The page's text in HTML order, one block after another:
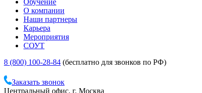
О компании
Наши партнеры
Карьера
Мероприятия
СОУТ
8 (800) 100-28-84 (бесплатно для звонков по РФ)
Заказать звонок
Центральный офис, г. Москва